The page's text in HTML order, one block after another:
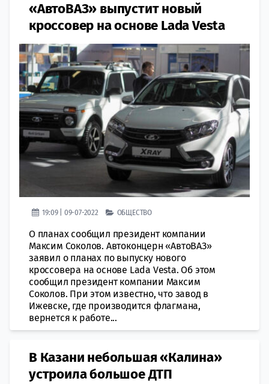
«АвтоВАЗ» выпустит новый
кроссовер на основе Lada Vesta
19:09 | 09-07-2022 ОБЩЕСТВО
О планах сообщил президент компании
Максим Соколов. Автоконцерн «АвтоВАЗ»
заявил о планах по выпуску нового
кроссовера на основе Lada Vesta. Об этом
сообщил президент компании Максим
Соколов. При этом известно, что завод в
Ижевске, где производится флагмана,
вернется к работе...
В Казани небольшая «Калина»
устроила большое ДТП